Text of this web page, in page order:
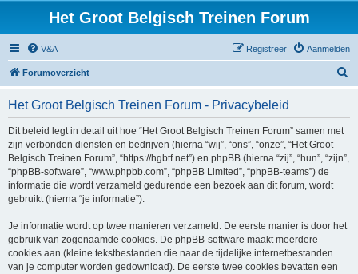
Het Groot Belgisch Treinen Forum
V&A Aanmelden
Registreer
Forumoverzicht
Het Groot Belgisch Treinen Forum - Privacybeleid
Dit beleid legt in detail uit hoe “Het Groot Belgisch Treinen Forum” samen met
zijn verbonden diensten en bedrijven (hierna “wij”, “ons”, “onze”, “Het Groot
Belgisch Treinen Forum”, “https://hgbtf.net”) en phpBB (hierna “zij”, “hun”, “zijn”,
“phpBB-software”, “www.phpbb.com”, “phpBB Limited”, “phpBB-teams”) de
informatie die wordt verzameld gedurende een bezoek aan dit forum, wordt
gebruikt (hierna “je informatie”).
Je informatie wordt op twee manieren verzameld. De eerste manier is door het
gebruik van zogenaamde cookies. De phpBB-software maakt meerdere
cookies aan (kleine tekstbestanden die naar de tijdelijke internetbestanden
van je computer worden gedownload). De eerste twee cookies bevatten een